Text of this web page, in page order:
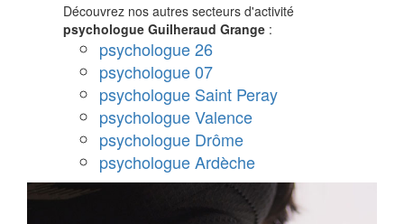
Découvrez nos autres secteurs d'activité
psychologue Guilheraud Grange :
psychologue 26
psychologue 07
psychologue Saint Peray
psychologue Valence
psychologue Drôme
psychologue Ardèche